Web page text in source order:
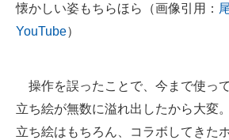
懐かしい姿もちらほら（画像引用：
YouTube）
操作を誤ったことで、今まで使っ
立ち絵が無数に溢れ出したから大変
立ち絵はもちろん、コラボしてきた